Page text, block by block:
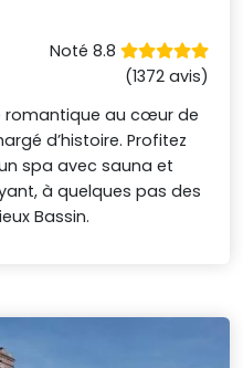
Noté 8.8
(1372 avis)
romantique au cœur de
d’histoire. Profitez
spa avec sauna et
à quelques pas des
Bassin.